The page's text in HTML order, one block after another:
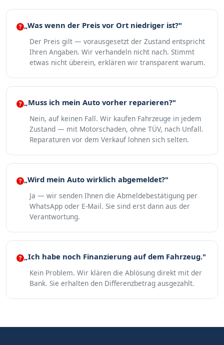
„Was wenn der Preis vor Ort niedriger ist?"
Der Preis gilt — vorausgesetzt der Zustand entspricht
Ihren Angaben. Wir verhandeln nicht nach. Stimmt
etwas nicht überein, erklären wir transparent warum.
„Muss ich mein Auto vorher reparieren?"
Nein, auf keinen Fall. Wir kaufen Fahrzeuge in jedem
Zustand — mit Motorschaden, ohne TÜV, nach Unfall.
Reparaturen vor dem Verkauf lohnen sich selten.
„Wird mein Auto wirklich abgemeldet?"
Ja — wir senden Ihnen die Abmeldebestätigung per
WhatsApp oder E-Mail. Sie sind erst dann aus der
Verantwortung.
„Ich habe noch Finanzierung auf dem Fahrzeug."
Kein Problem. Wir klären die Ablösung direkt mit der
Bank. Sie erhalten den Differenzbetrag ausgezahlt.